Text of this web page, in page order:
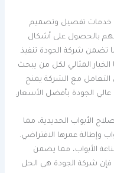
خدمات تفصيل وتصميم
لهم بالحصول على أشكال
تضمن شركة الجودة تنفيذ
المثالي لكل من يبحث
مع الشركة يمنح
الجودة بأفضل الأسعار.
الأبواب الحديدية، مما
وإطالة عمرها الافتراضي.
الأبواب، مما يضمن
فإن شركة الجودة هي الحل